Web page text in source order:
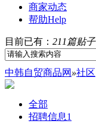
商家动态
帮助Help
目前已有： 211篇贴
中韩自贸商品网 »社区
全部
招聘信息1